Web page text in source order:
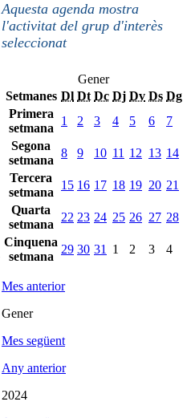
Aquesta agenda mostra
l'activitat del grup d'interès
seleccionat
Gener
Setmanes Dl Dt Dc Dj Dv Ds Dg
Primera
setmana
1 2 3 4 5 6
7
Segona
setmana
8 9 10 11 12 13 14
Tercera
setmana
15 16 17 18 19 20 21
Quarta
setmana
22 23 24 25 26 27 28
Cinquena
setmana
29 30 31 1 2 3 4
Mes anterior
Gener
Mes següent
Any anterior
2024